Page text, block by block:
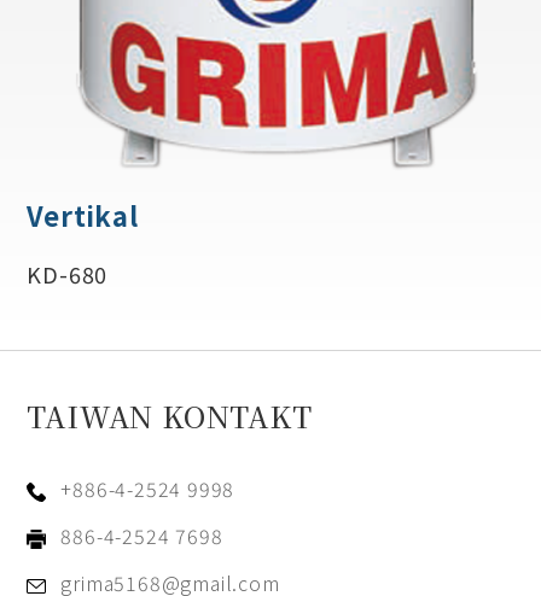
Vertikal
KD-680
TAIWAN KONTAKT
+886-4-2524 9998
886-4-2524 7698
grima5168@gmail.com